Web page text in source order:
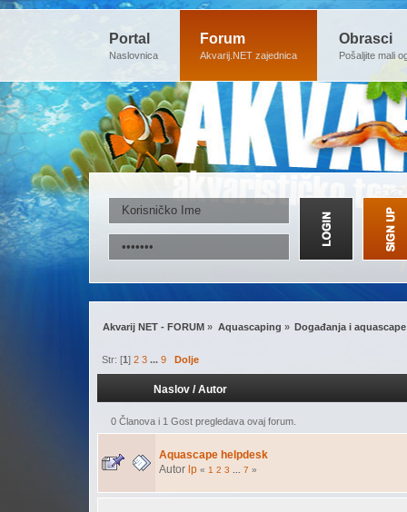
Portal
Naslovnica
Forum
Akvarij.NET zajednica
Obrasci
Pošaljite mali
Akvarij NET - FORUM » Aquascaping » Događanja i
Str: [1]2 3 ...9 Dolje
Naslov /Autor
0 Članova i 1 Gost pregledava ovaj forum.
Aquascape helpdesk
Autor lp « 1 2 3 7 »